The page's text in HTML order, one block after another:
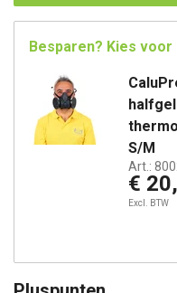
Besparen? Kies voor
S/M
Art.:
€
Excl. BTW